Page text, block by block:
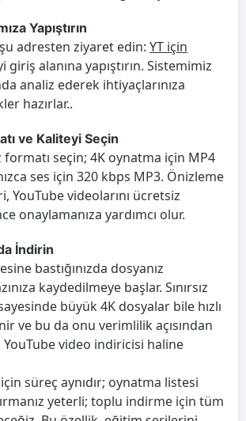
Yapıştırın
şu adresten ziyaret edin: YT için
giriş alanına yapıştırın. Sistemimiz
analiz ederek ihtiyaçlarınıza
hazırlar..
ve Kaliteyi Seçin
seçin; 4K oynatma için MP4
ses için 320 kbps MP3. Önizleme
YouTube videolarını ücretsiz
onaylamanıza yardımcı olur.
İndirin
bastığınızda dosyanız
kaydedilmeye başlar. Sınırsız
büyük 4K dosyalar bile hızlı
ve bu da onu verimlilik açısından
video indiricisi haline
süreç aynıdır; oynatma listesi
yeterli; toplu indirme için tüm